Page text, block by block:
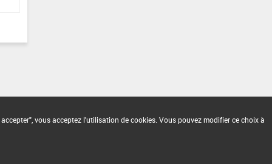
vous acceptez l'utilisation de cookies. Vous pouvez modifier ce choix à